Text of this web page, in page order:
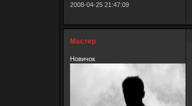
2008-04-25 21:47:09
Мастер
Новичок